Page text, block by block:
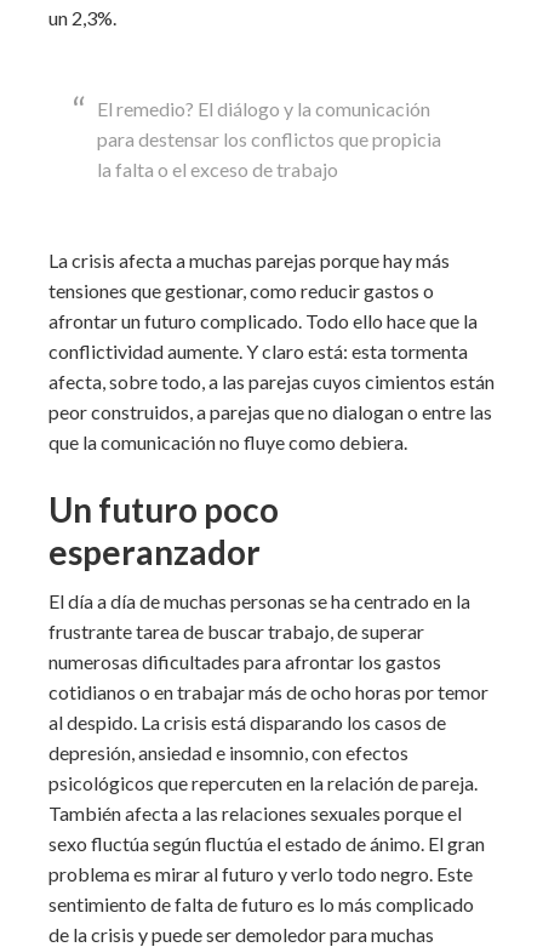
un 2,3%.
El remedio? El diálogo y la comunicación
para destensar los conflictos que propicia
la falta o el exceso de trabajo
La crisis afecta a muchas parejas porque hay más
tensiones que gestionar, como reducir gastos o
afrontar un futuro complicado. Todo ello hace que la
conflictividad aumente. Y claro está: esta tormenta
afecta, sobre todo, a las parejas cuyos cimientos están
peor construidos, a parejas que no dialogan o entre las
que la comunicación no fluye como debiera.
Un futuro poco
esperanzador
El día a día de muchas personas se ha centrado en la
frustrante tarea de buscar trabajo, de superar
numerosas dificultades para afrontar los gastos
cotidianos o en trabajar más de ocho horas por temor
al despido. La crisis está disparando los casos de
depresión, ansiedad e insomnio, con efectos
psicológicos que repercuten en la relación de pareja.
También afecta a las relaciones sexuales porque el
sexo fluctúa según fluctúa el estado de ánimo. El gran
problema es mirar al futuro y verlo todo negro. Este
sentimiento de falta de futuro es lo más complicado
de la crisis y puede ser demoledor para muchas